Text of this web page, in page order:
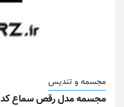
مجسمه و تندیس
مجسمه مدل رقص سماع کد ۱۱۳